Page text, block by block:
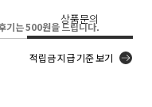
상품문의
기는 500원을 드립니다.
적립금 지급 기준 보기